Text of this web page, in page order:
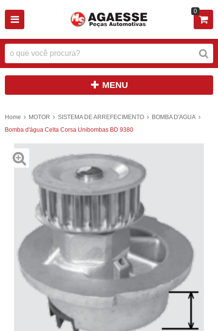
0
MENU
Home MOTOR SISTEMA DE ARREFECIMENTO
BOMBA D'AGUA
Bomba d'água Celta Corsa Unibombas BD 9380